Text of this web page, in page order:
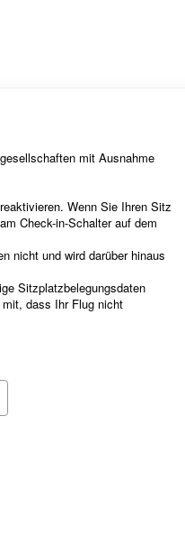
mit Ausnahme
Wenn Sie Ihren Sitz
Check-in-Schalter auf dem
nicht und wird darüber hinaus
Sitzplatzbelegungsdaten
dass Ihr Flug nicht